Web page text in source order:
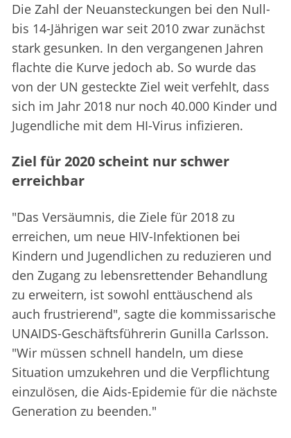
Die Zahl der Neuansteckungen bei den Null-
bis 14-Jährigen war seit 2010 zwar zunächst
stark gesunken. In den vergangenen Jahren
flachte die Kurve jedoch ab. So wurde das
von der UN gesteckte Ziel weit verfehlt, dass
sich im Jahr 2018 nur noch 40.000 Kinder und
Jugendliche mit dem HI-Virus infizieren.
Ziel für 2020 scheint nur schwer
erreichbar
"Das Versäumnis, die Ziele für 2018 zu
erreichen, um neue HIV-Infektionen bei
Kindern und Jugendlichen zu reduzieren und
den Zugang zu lebensrettender Behandlung
zu erweitern, ist sowohl enttäuschend als
auch frustrierend", sagte die kommissarische
UNAIDS-Geschäftsführerin Gunilla Carlsson.
"Wir müssen schnell handeln, um diese
Situation umzukehren und die Verpflichtung
einzulösen, die Aids-Epidemie für die nächste
Generation zu beenden."